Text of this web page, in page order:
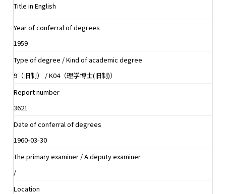
Title in English
Year of conferral of degrees
1959
Type of degree / Kind of academic degree
9（旧制） / K04（理学博士(旧制)）
Report number
3621
Date of conferral of degrees
1960-03-30
The primary examiner / A deputy examiner
/
Location